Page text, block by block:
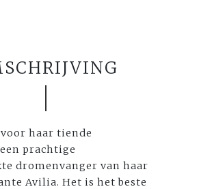
haar tiende
prachtige
dromenvanger van haar
Avilia. Het is het beste